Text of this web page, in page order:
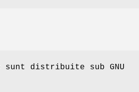
distribuite sub GNU